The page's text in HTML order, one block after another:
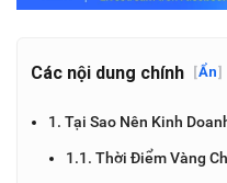
Các nội dung chính [Ẩn]
1. Tại Sao Nên Kinh
1.1. Thời Điểm Vàng